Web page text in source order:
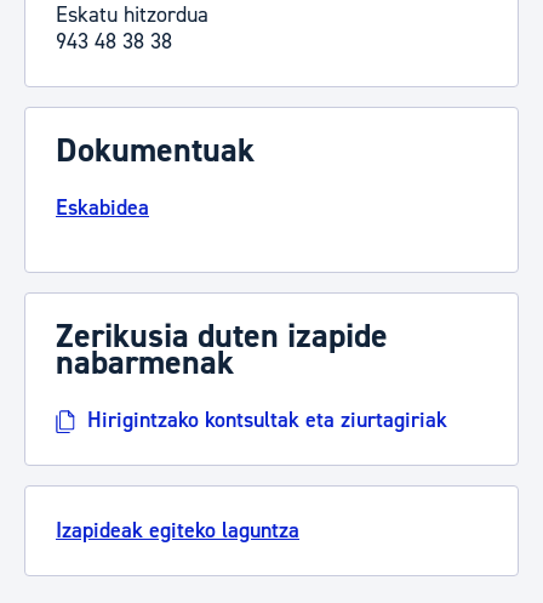
Eskatu hitzordua
943 48 38 38
Dokumentuak
Eskabidea
Zerikusia duten izapide
nabarmenak
Hirigintzako kontsultak eta ziurtagiriak
Izapideak egiteko laguntza